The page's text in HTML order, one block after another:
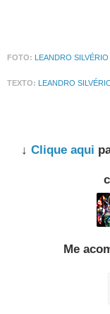
FOTO: LEANDRO
TEXTO: LEANDRO
↓ Clique aqui
Me